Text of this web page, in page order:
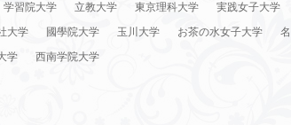
学習院大学 立教大学 東京理科大学 実践女子大学
大学 國學院大学 玉川大学 お茶の水女子大学
学 西南学院大学